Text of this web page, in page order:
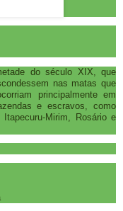
do século XIX, que
nas matas que
principalmente em
e escravos, como
Mirim, Rosário e